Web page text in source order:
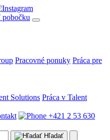
Pracovné ponuky Práca pre
Solutions Práca v Talent
+421 2 53 630
Hľadať